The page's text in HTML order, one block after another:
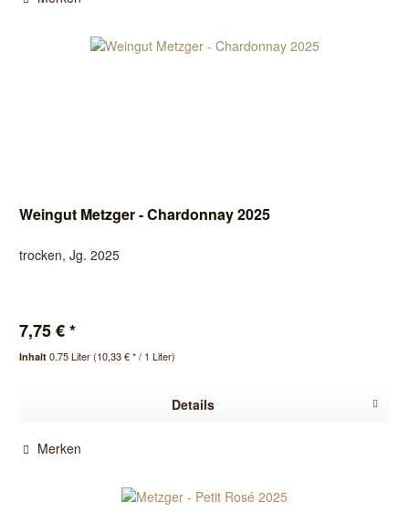
Weingut Metzger - Chardonnay 2025
trocken, Jg. 2025
7,75 € *
Inhalt0.75 Liter(10,33 € * / 1 Liter)
Details
Merken